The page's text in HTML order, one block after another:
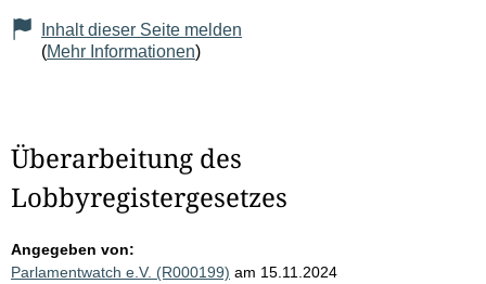
Inhalt dieser Seite melden
(Mehr Informationen)
Überarbeitung des
Lobbyregistergesetzes
Angegeben von:
Parlamentwatch e.V. (R000199) am 15.11.2024